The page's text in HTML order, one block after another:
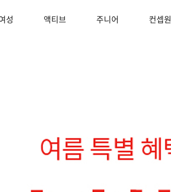
성 액티브 주니어 컨셉원